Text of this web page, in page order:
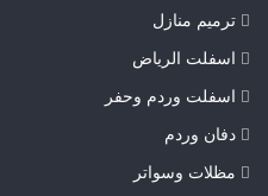
ترميم منازل
اسفلت الرياض
اسفلت وردم وحفر
دفان وردم
مظلات وسواتر